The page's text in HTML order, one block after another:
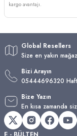
kargo avantajı.
Global Resellers
Size en yakın
Bizi Arayın
05444696320
Bize Yazın
En kısa zamanda